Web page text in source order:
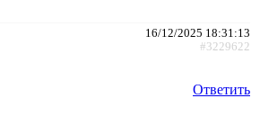
16/12/2025 18:31:13
#3229622
Ответить